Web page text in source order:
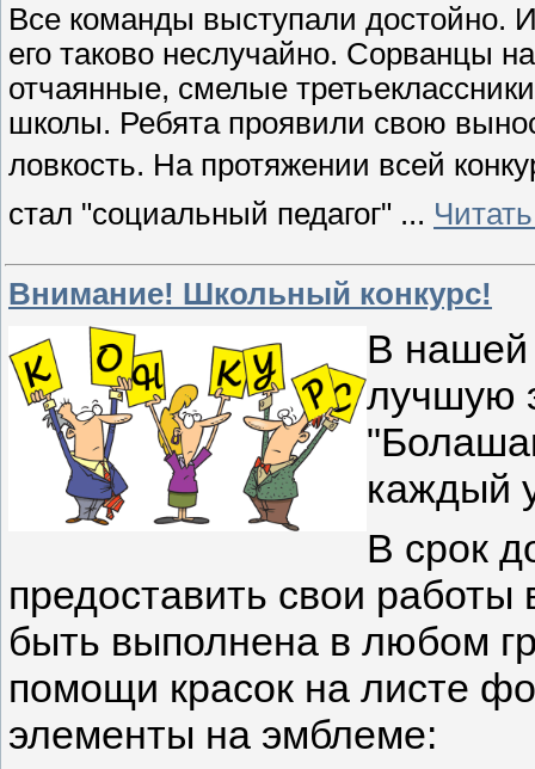
Все команды выступали достойно.
его таково неслучайно. Сорванцы
отчаянные, смелые
школы. Ребята проявили свою
ловкость. На протяжении всей
стал "социальный педагог" ...
Внимание! Школьный конкурс!
В нашей
лучшую
каждый
В срок
предоставить свои
быть выполнена в любом
помощи красок на листе
элементы на эмблеме: